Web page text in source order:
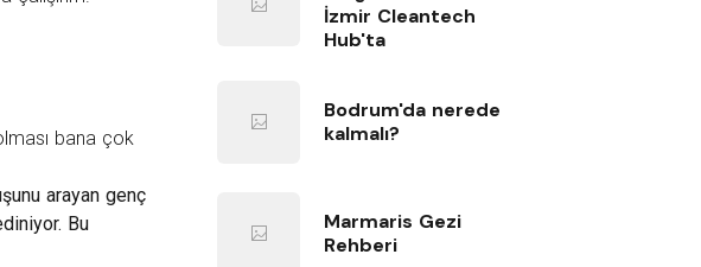
bana çok
arayan genç
Bu
İzmir Cleantech
Hub'ta
Bodrum'da nerede
kalmalı?
Marmaris Gezi
Rehberi